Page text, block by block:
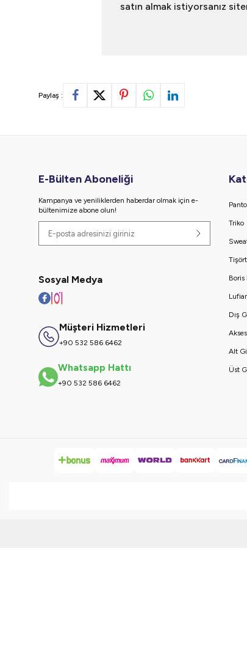
satın almak istiyorsanız
Paylaş :
E-Bülten Aboneliği
Kampanya ve yeniliklerden haberdar olmak için e-
bültenimize abone olun!
Sosyal Medya
Müşteri Hizmetleri
+90 532 586 6462
Whatsapp Hattı
+90 532 586 6462
Triko
Tişört
Boris
Dış
Alt
Üst